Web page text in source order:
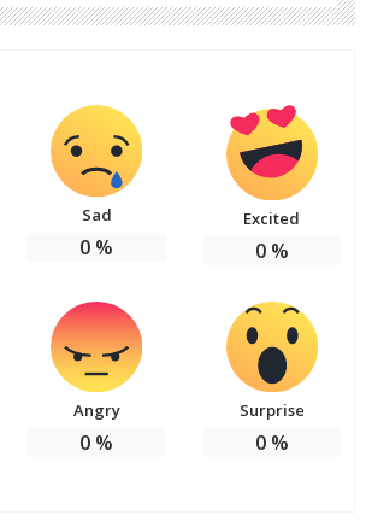
Sad
0 %
Excited
0%
Angry
0 %
Surprise
0%